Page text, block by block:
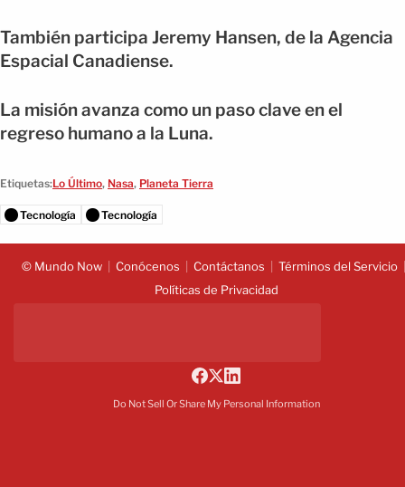
También participa Jeremy Hansen, de la Agencia
Espacial Canadiense.
La misión avanza como un paso clave en el
regreso humano a la Luna.
Etiquetas:Lo Último, Nasa, Planeta Tierra
Tecnología Tecnología
© Mundo Now Conócenos Contáctanos
Términos del Servicio
Políticas de Privacidad
Do Not Sell Or Share My Personal Information